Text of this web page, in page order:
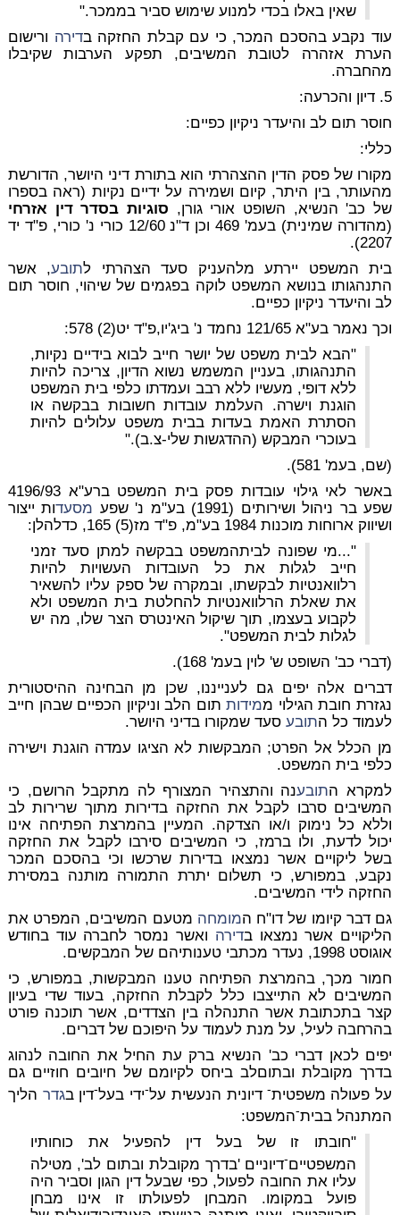
שאין באלו בכדי למנוע שימוש סביר בממכר."
עוד נקבע בהסכם המכר, כי עם קבלת החזקה בדירה ורישום
הערת אזהרה לטובת המשיבים, תפקע הערבות שקיבלו
מהחברה.
5. דיון והכרעה:
חוסר תום לב והיעדר ניקיון כפיים:
כללי:
מקורו של פסק הדין ההצהרתי הוא בתורת דיני היושר, הדורשת
מהעותר, בין היתר, קיום ושמירה על ידיים נקיות (ראה בספרו
של כב' הנשיא, השופט אורי גורן, סוגיות בסדר דין אזרחי
(מהדורה שמינית) בעמ' 469 וכן ד"נ 12/60
כורי נ' כורי, פ"ד יד
2207).
בית המשפט יירתע מלהעניק סעד הצהרתי לתובע, אשר
התנהגותו בנושא המשפט לוקה בפגמים של שיהוי, חוסר תום
לב והיעדר ניקיון כפיים.
וכך נאמר בע"א 121/65
נחמד נ' ביג'יו,פ"ד יט(2) 578:
"הבא לבית משפט של יושר חייב לבוא בידיים נקיות,
התנהגותו, בעניין המשמש נשוא הדיון, צריכה להיות
ללא דופי, מעשיו ללא רבב ועמדתו כלפי בית המשפט
הוגנת וישרה. העלמת עובדות חשובות בבקשה או
הסתרת האמת בעדות בבית משפט עלולים להיות
בעוכרי המבקש (ההדגשות שלי-צ.ב)."
(שם, בעמ' 581).
באשר לאי גילוי עובדות פסק בית המשפט ברע"א 4196/93
שפע בר ניהול ושירותים (1991) בע"מ נ' שפע
מסעדות ייצור
ושיווק ארוחות מוכנות 1984 בע"מ, פ"ד מז(5) 165, כדלהלן:
"...מי שפונה לביתהמשפט בבקשה למתן סעד זמני
חייב לגלות את כל העובדות העשויות להיות
רלוואנטיות לבקשתו, ובמקרה של ספק עליו להשאיר
את שאלת הרלוואנטיות להחלטת בית המשפט ולא
לקבוע בעצמו, תוך שיקול האינטרס הצר שלו, מה יש
לגלות לבית המשפט".
(דברי כב' השופט ש' לוין בעמ' 168).
דברים אלה יפים גם לענייננו, שכן מן הבחינה ההיסטורית
נגזרת חובת הגילוי ממידותתום הלב וניקיון הכפיים שבהן חייב
לעמוד כל התובעסעד שמקורו בדיני היושר.
מן הכלל אל הפרט; המבקשות לא הציגו עמדה הוגנת וישירה
כלפי בית המשפט.
למקרא התובענה והתצהיר המצורף לה מתקבל הרושם, כי
המשיבים סרבו לקבל את החזקה בדירות מתוך שרירות לב
וללא כל נימוק ו/או הצדקה. המעיין בהמרצת הפתיחה אינו
יכול לדעת, ולו ברמז, כי המשיבים סירבו לקבל את החזקה
בשל ליקויים אשר נמצאו בדירות שרכשו וכי בהסכם המכר
נקבע, במפורש, כי תשלום יתרת התמורה מותנה במסירת
החזקה לידי המשיבים.
גם דבר קיומו של דו"ח המומחה מטעם המשיבים, המפרט את
הליקויים אשר נמצאו בדירה ואשר נמסר לחברה עוד בחודש
אוגוסט 1998, נעדר מכתבי טענותיהם של המבקשים.
חמור מכך, בהמרצת הפתיחה טענו המבקשות, במפורש, כי
המשיבים לא התייצבו כלל לקבלת החזקה, בעוד שדי בעיון
קצר בתכתובת אשר התנהלה בין הצדדים, אשר תוכנה פורט
בהרחבה לעיל, על מנת לעמוד על היפוכם של דברים.
יפים לכאן דברי כב' הנשיא ברק עת החיל את החובה לנהוג
בדרך מקובלת ובתוםלב ביחס לקיומם של חיובים חוזיים גם
על פעולה משפטית-דיונית הנעשית על-ידי בעל-דין בגדר הליך
המתנהל בבית-המשפט:
"חובתו זו של בעל דין להפעיל את כוחותיו
המשפטיים-דיוניים 'בדרך מקובלת ובתום לב', מטילה
עליו את החובה לפעול, כפי שבעל דין הגון וסביר היה
פועל במקומו. המבחן לפעולתו זו אינו מבחן